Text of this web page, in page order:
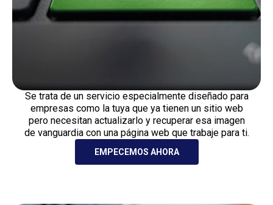
Se trata de un servicio especialmente diseñado para
empresas como la tuya que ya tienen un sitio web
pero necesitan actualizarlo y recuperar esa imagen
de vanguardia con una página web que trabaje para ti.
EMPECEMOS AHORA